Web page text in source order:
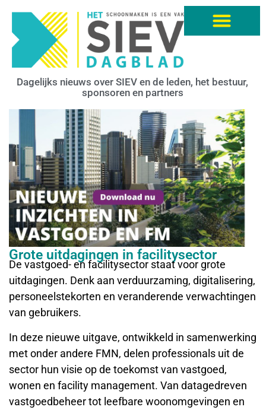
Dagelijks nieuws over SIEV en de leden, het bestuur,
sponsoren en partners
Grote uitdagingen in facilitysector
De vastgoed- en facilitysector staat voor grote
uitdagingen. Denk aan verduurzaming, digitalisering,
personeelstekorten en veranderende verwachtingen
van gebruikers.
In deze nieuwe uitgave, ontwikkeld in samenwerking
met onder andere FMN, delen professionals uit de
sector hun visie op de toekomst van vastgoed,
wonen en facility management. Van datagedreven
vastgoedbeheer tot leefbare woonomgevingen en